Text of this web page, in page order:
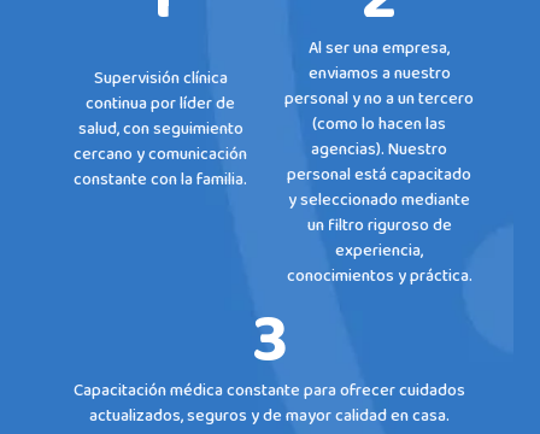
Supervisión clínica
continua por líder de
salud, con seguimiento
cercano y comunicación
constante con la familia.
Al ser una empresa,
enviamos a nuestro
personal y no a un tercero
(como lo hacen las
agencias). Nuestro
personal está capacitado
y seleccionado mediante
un filtro riguroso de
experiencia,
conocimientos y práctica.
3
Capacitación médica constante para ofrecer cuidados
actualizados, seguros y de mayor calidad en casa.